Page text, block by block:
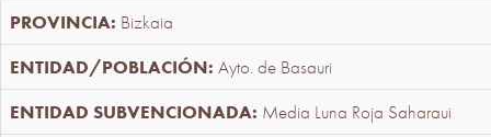
Bizkaia
Ayto. de Basauri
Media Luna Roja Saharaui